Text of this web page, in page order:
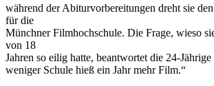
während der Abiturvorbereitungen dreht sie
für die
Münchner Filmhochschule. Die Frage, wieso
von 18
Jahren so eilig hatte, beantwortet die 24-
weniger Schule hieß ein Jahr mehr Film.“